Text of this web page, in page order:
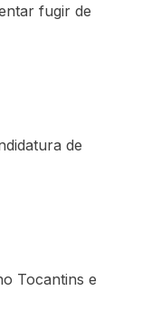
fugir de
de
Tocantins e